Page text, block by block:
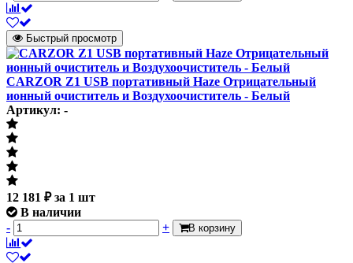
Быстрый просмотр
CARZOR Z1 USB портативный Haze Отрицательный
ионный очиститель и Воздухоочиститель - Белый
Артикул: -
12 181 ₽за 1 шт
В наличии
-
+ В корзину